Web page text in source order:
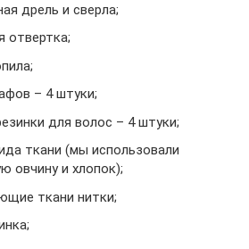
дрель и сверла;
отвертка;
– 4 штуки;
для волос – 4 штуки;
ткани (мы использовали
овчину и хлопок);
ткани нитки;